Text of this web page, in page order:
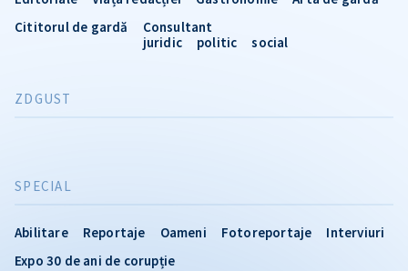
SPECIAL
Abilitare Reportaje Oameni Fotoreportaje
Interviuri
Expo 30 de ani de corupție
Cititorul de gardă
Consultant
juridic
politic social
ZDGUST